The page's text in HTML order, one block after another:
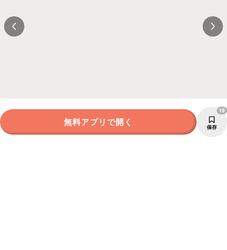
無料アプリで開く 保存
19